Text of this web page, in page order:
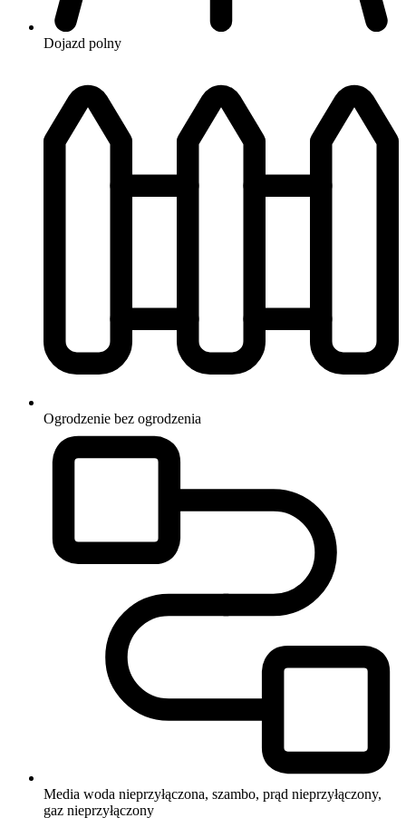
Dojazd polny
Ogrodzenie bez ogrodzenia
Media woda nieprzyłączona, szambo, prąd nieprzyłączony,
gaz nieprzyłączony